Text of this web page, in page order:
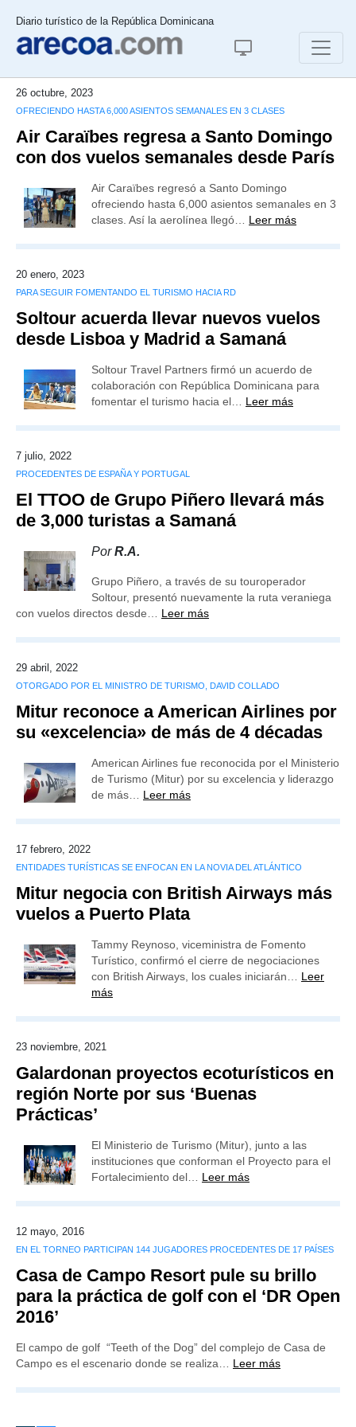
Diario turístico de la República Dominicana
26 octubre, 2023
OFRECIENDO HASTA 6,000 ASIENTOS SEMANALES EN 3 CLASES
Air Caraïbes regresa a Santo Domingo
con dos vuelos semanales desde París
Air Caraïbes regresó a Santo Domingo
ofreciendo hasta 6,000 asientos semanales en 3
clases. Así la aerolínea llegó… Leer más
20 enero, 2023
PARA SEGUIR FOMENTANDO EL TURISMO HACIA RD
Soltour acuerda llevar nuevos vuelos
desde Lisboa y Madrid a Samaná
Soltour Travel Partners firmó un acuerdo de
colaboración con República Dominicana para
fomentar el turismo hacia el… Leer más
7 julio, 2022
PROCEDENTES DE ESPAÑA Y PORTUGAL
El TTOO de Grupo Piñero llevará más
de 3,000 turistas a Samaná
PorR.A.
Grupo Piñero, a través de su touroperador
Soltour, presentó nuevamente la ruta veraniega
con vuelos directos desde… Leer más
29 abril, 2022
OTORGADO POR EL MINISTRO DE TURISMO, DAVID COLLADO
Mitur reconoce a American Airlines por
su «excelencia» de más de 4 décadas
American Airlines fue reconocida por el Ministerio
de Turismo (Mitur) por su excelencia y liderazgo
de más… Leer más
17 febrero, 2022
ENTIDADES TURÍSTICAS SE ENFOCAN EN LA NOVIA DEL ATLÁNTICO
Mitur negocia con British Airways más
vuelos a Puerto Plata
Tammy Reynoso, viceministra de Fomento
Turístico, confirmó el cierre de negociaciones
con British Airways, los cuales iniciarán… Leer
más
23 noviembre, 2021
Galardonan proyectos ecoturísticos en
región Norte por sus ‘Buenas
Prácticas’
El Ministerio de Turismo (Mitur), junto a las
instituciones que conforman el Proyecto para el
Fortalecimiento del… Leer más
12 mayo, 2016
EN EL TORNEO PARTICIPAN 144 JUGADORES PROCEDENTES DE 17 PAÍSES
Casa de Campo Resort pule su brillo
para la práctica de golf con el ‘DR Open
2016’
El campo de golf “Teeth of the Dog” del complejo de Casa de
Campo es el escenario donde se realiza… Leer más